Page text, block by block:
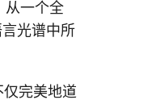
从一个全
光谱中所
完美地道